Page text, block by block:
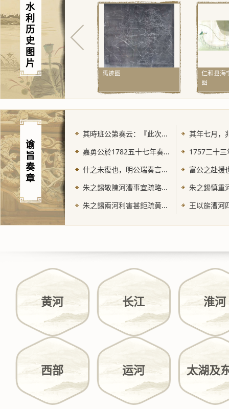
水
利
历
史
图
片
禹迹图
仁和县海
图
谕
旨
奏
章
其時班公第奏云：『此次...
其年七月，
嘉勇公於1782五十七年奏...
1757二十
什之未復也，明公瑞奏言...
富公之赴援
朱之錫敬陳河漕事宜疏略...
朱之錫慎重
朱之錫兩河利害甚鉅疏黄...
王以旂漕河
黄河 长江 淮河
西部 运河 太湖及